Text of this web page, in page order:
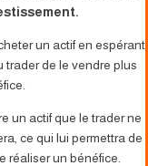
un actif en espérant
trader de le vendre plus
un actif que le trader ne
ce qui lui permettra de
réaliser un bénéfice.